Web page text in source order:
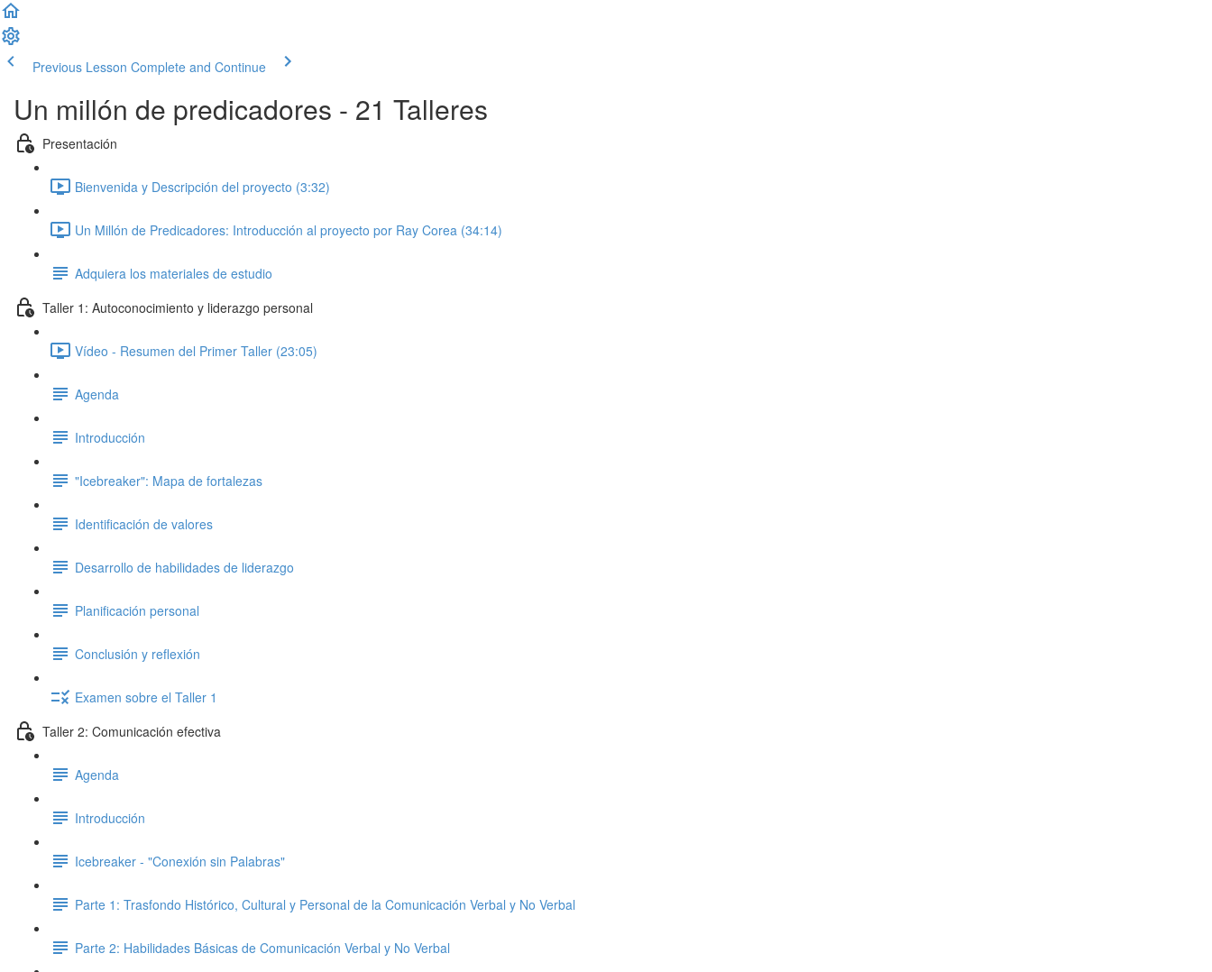
Previous Lesson Complete and Continue
Un millón de predicadores - 21 Talleres
Presentación
Bienvenida y Descripción del proyecto (3:32)
Un Millón de Predicadores: Introducción al proyecto por Ray Corea (34:14)
Adquiera los materiales de estudio
Taller 1: Autoconocimiento y liderazgo personal
Vídeo - Resumen del Primer Taller (23:05)
Agenda
Introducción
"Icebreaker": Mapa de fortalezas
Identificación de valores
Desarrollo de habilidades de liderazgo
Planificación personal
Conclusión y reflexión
Examen sobre el Taller 1
Taller 2: Comunicación efectiva
Agenda
Introducción
Icebreaker - "Conexión sin Palabras"
Parte 1: Trasfondo Histórico, Cultural y Personal de la Comunicación Verbal y No Verbal
Parte 2: Habilidades Básicas de Comunicación Verbal y No Verbal